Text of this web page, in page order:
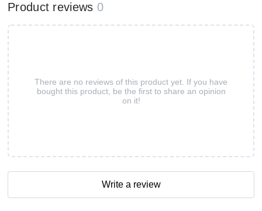
Product reviews 0
There are no reviews of this product yet. If you have
bought this product, be the first to share an opinion
on it!
Write a review